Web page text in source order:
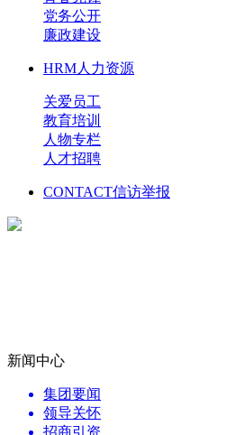
党务公开
廉政建设
HRM人力资源
关爱员工
教育培训
人物专栏
人才招聘
CONTACT信访举报
新闻中心
集团要闻
领导关怀
招商引资